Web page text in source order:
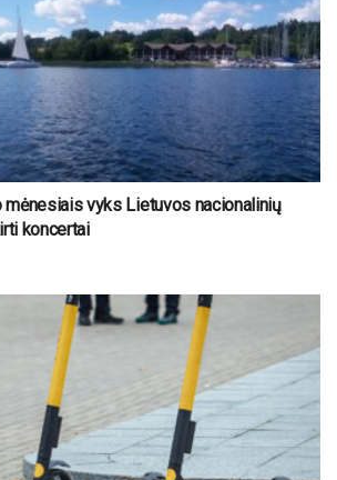
mėnesiais vyks Lietuvos nacionalinių
koncertai